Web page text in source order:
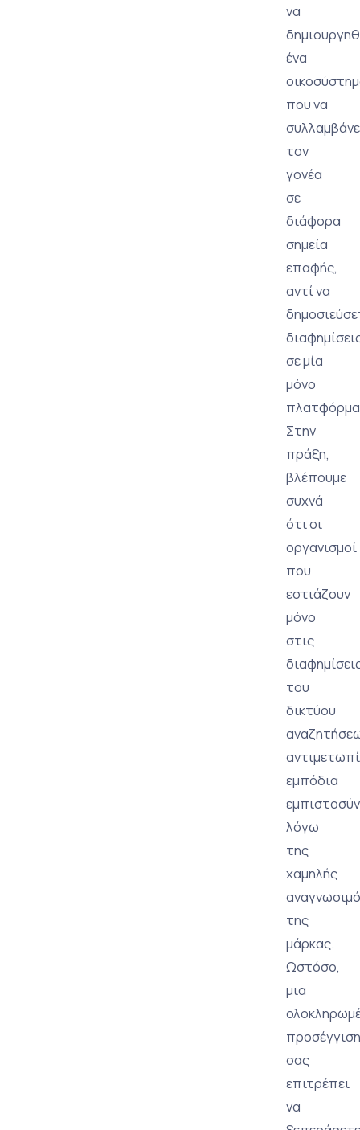
να
ένα
που να
τον
γονέα
σε
διάφορα
σημεία
επαφής,
αντί να
σε μία
μόνο
Στην
πράξη,
βλέπουμε
συχνά
ότι οι
οργανισμοί
που
εστιάζουν
μόνο
στις
του
δικτύου
εμπόδια
λόγω
της
χαμηλής
της
μάρκας.
Ωστόσο,
μια
προσέγγιση
σας
επιτρέπει
να